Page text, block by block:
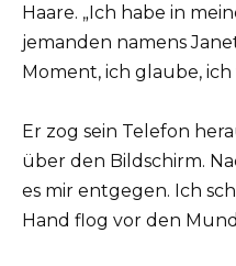
Haare. „Ich habe in
jemanden namens
Moment, ich glaube, ich
Er zog sein Telefon
über den Bildschirm.
es mir entgegen. Ich
Hand flog vor den